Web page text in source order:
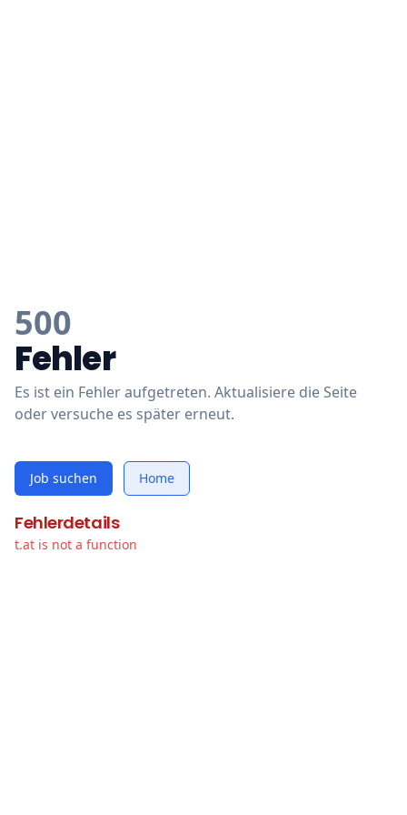
500
Fehler
Es ist ein Fehler aufgetreten. Aktualisiere die Seite
oder versuche es später erneut.
Job suchen Home
Fehlerdetails
t.at is not a function